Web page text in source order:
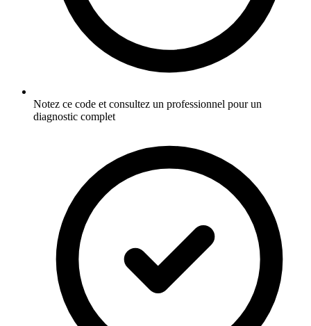
Notez ce code et consultez un professionnel pour un
diagnostic complet